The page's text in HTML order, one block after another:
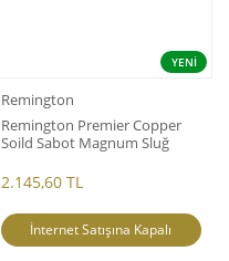
YENİ
Remington
Remington Premier Copper
Soild Sabot Magnum Sluğ
2.145,60 TL
İnternet Satışına Kapalı